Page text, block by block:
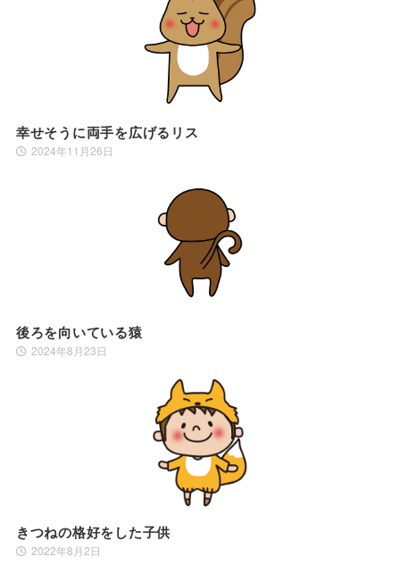
幸せそうに両手を広げるリス
2024年11月26日
後ろを向いている猿
2024年8月23日
きつねの格好をした子供
2022年8月2日